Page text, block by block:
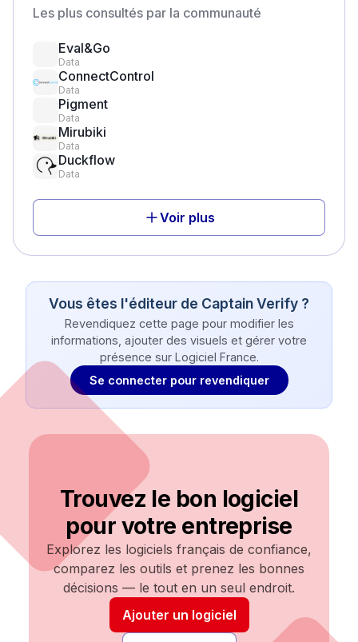
Les plus consultés par la communauté
Eval&Go
Data
ConnectControl
Data
Pigment
Data
Mirubiki
Data
Duckflow
Data
Voir plus
Vous êtes l'éditeur de Captain Verify ?
Revendiquez cette page pour modifier les
informations, ajouter des visuels et gérer votre
présence sur Logiciel France.
Se connecter pour revendiquer
Trouvez le bon logiciel
pour votre entreprise
Explorez les logiciels français de confiance,
comparez les outils et prenez les bonnes
décisions — le tout en un seul endroit.
Ajouter un logiciel